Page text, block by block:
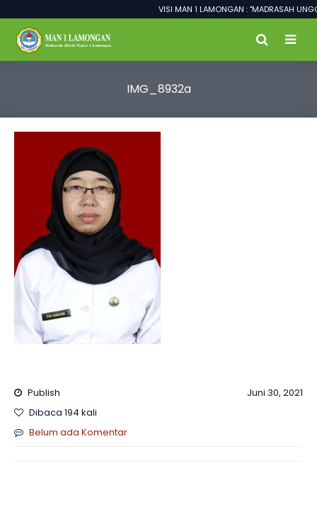
VISI MAN 1 LAMONGAN : "MADRASAH
IMG_8932a
Publish
Juni 30, 2021
Dibaca 194 kali
Belum ada Komentar